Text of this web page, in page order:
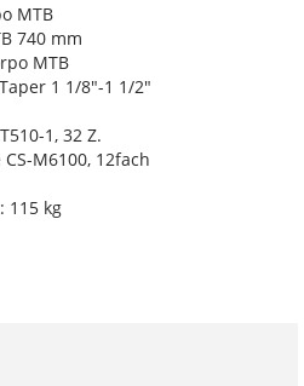
MTB
740 mm
MTB
1 1/8"-1 1/2"
1, 32 Z.
M6100, 12fach
115 kg